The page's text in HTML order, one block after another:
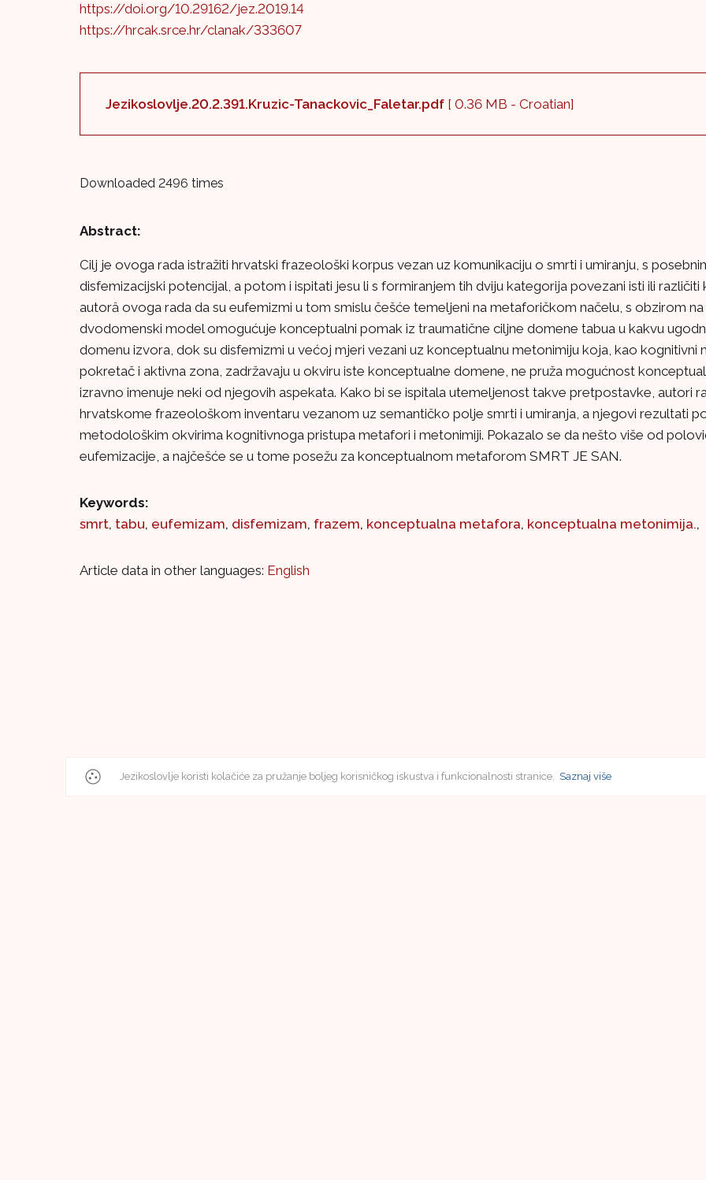
https://doi.org/10.29162/jez.2019.14
https://hrcak.srce.hr/clanak/333607
Jezikoslovlje.20.2.391.Kruzic-Tanackovic_Faletar.pdf [ 0.36 MB - Croatian]
Downloaded 2496 times
Abstract:
Cilj je ovoga rada istražiti hrvatski frazeološki korpus vezan uz komunikaciju o smrti i umiranju, s
disfemizacijski potencijal, a potom i ispitati jesu li s formiranjem tih dviju kategorija povezani isti ili
autorȃ ovoga rada da su eufemizmi u tom smislu češće temeljeni na metaforičkom načelu, s obzirom
dvodomenski model omogućuje konceptualni pomak iz traumatične ciljne domene tabua u kakvu
domenu izvora, dok su disfemizmi u većoj mjeri vezani uz konceptualnu metonimiju koja, kao kognitivni
pokretač i aktivna zona, zadržavaju u okviru iste konceptualne domene, ne pruža mogućnost
izravno imenuje neki od njegovih aspekata. Kako bi se ispitala utemeljenost takve pretpostavke, autori
hrvatskome frazeološkom inventaru vezanom uz semantičko polje smrti i umiranja, a njegovi rezultati
metodološkim okvirima kognitivnoga pristupa metafori i metonimiji. Pokazalo se da nešto više od
eufemizacije, a najčešće se u tome posežu za konceptualnom metaforom SMRT JE SAN.
Keywords:
smrt, tabu, eufemizam, disfemizam, frazem, konceptualna metafora, konceptualna metonimija.,
Article data in other languages: English
Jezikoslovlje koristi kolačiće za pružanje boljeg korisničkog iskustva i funkcionalnosti stranice. Saznaj više